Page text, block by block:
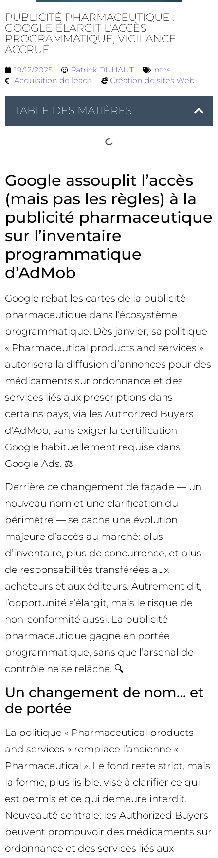
PUBLICITÉ PHARMACEUTIQUE :
GOOGLE ÉLARGIT L’ACCÈS
PROGRAMMATIQUE, VIGILANCE
ACCRUE
19/12/2025 Patrick DUHAUT
Infos
Acquisition de leads
Création de sites Web
TABLE DES MATIÈRES
Google assouplit l’accès
(mais pas les règles) à la
publicité pharmaceutique
sur l’inventaire
programmatique
d’AdMob
Google rebat les cartes de la publicité
pharmaceutique dans l’écosystème
programmatique. Dès janvier, sa politique
« Pharmaceutical products and services »
autorisera la diffusion d’annonces pour des
médicaments sur ordonnance et des
services liés aux prescriptions dans
certains pays, via les Authorized Buyers
d’AdMob, sans exiger la certification
Google habituellement requise dans
Google Ads. ⚖️
Derrière ce changement de façade — un
nouveau nom et une clarification du
périmètre — se cache une évolution
majeure d’accès au marché: plus
d’inventaire, plus de concurrence, et plus
de responsabilités transférées aux
acheteurs et aux éditeurs. Autrement dit,
l’opportunité s’élargit, mais le risque de
non-conformité aussi. La publicité
pharmaceutique gagne en portée
programmatique, sans que l’arsenal de
contrôle ne se relâche. 🔍
Un changement de nom… et
de portée
La politique « Pharmaceutical products
and services » remplace l’ancienne «
Pharmaceutical ». Le fond reste strict, mais
la forme, plus lisible, vise à clarifier ce qui
est permis et ce qui demeure interdit.
Nouveauté centrale: les Authorized Buyers
peuvent promouvoir des médicaments sur
ordonnance et des services liés aux